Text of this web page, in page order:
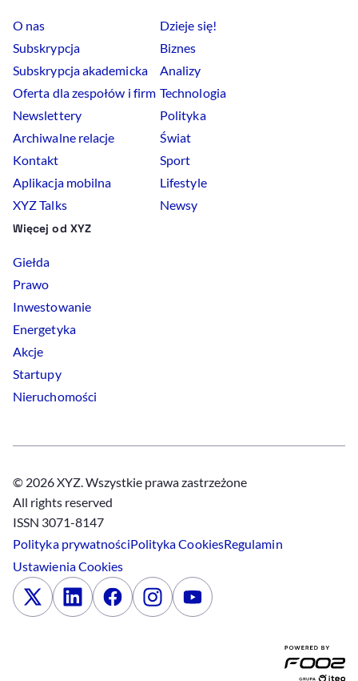
O nas
Subskrypcja
Subskrypcja akademicka
Oferta dla zespołów i firm
Newslettery
Archiwalne relacje
Kontakt
Aplikacja mobilna
XYZ Talks
Dzieje się!
Biznes
Analizy
Technologia
Polityka
Świat
Sport
Lifestyle
Newsy
Więcej od XYZ
Giełda
Prawo
Inwestowanie
Energetyka
Akcje
Startupy
Nieruchomości
© 2026 XYZ. Wszystkie prawa zastrzeżone
All rights reserved
ISSN 3071-8147
Polityka prywatnościPolitykaCookiesRegulamin
UstawieniaCookies
x LinkedinFacebookInstagramYoutube